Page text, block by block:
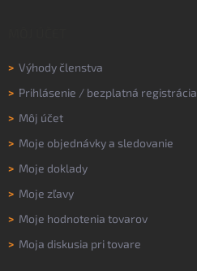
> Výhody členstva
> Prihlásenie / bezplatná registrácia
> Môj účet
> Moje objednávky a sledovanie
> Moje doklady
> Moje zľavy
> Moje hodnotenia tovarov
> Moja diskusia pri tovare